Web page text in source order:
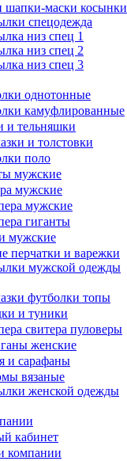
шапки-маски косынки
спецодежда
низ спец 1
низ спец 2
низ спец 3
однотонные
камуфлированные
и тельняшки
и толстовки
поло
мужские
мужские
мужские
гиганты
мужские
перчатки и варежки
мужской одежды
футболки топы
и туники
свитера пуловеры
женские
и сарафаны
вязаные
женской одежды
кабинет
компании